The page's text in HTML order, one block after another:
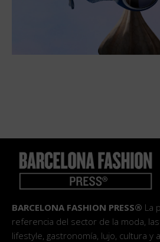
BARCELONA FASHION PRESS® La
referencia del sector de la moda,
lifestyle, gastronomía, lujo, cultura y